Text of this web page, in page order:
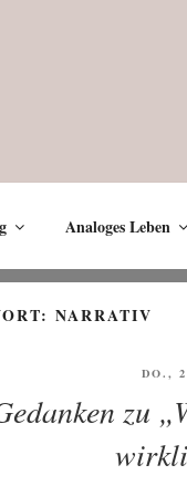
Analoges Leben
NARRATIV
DO.,
zu